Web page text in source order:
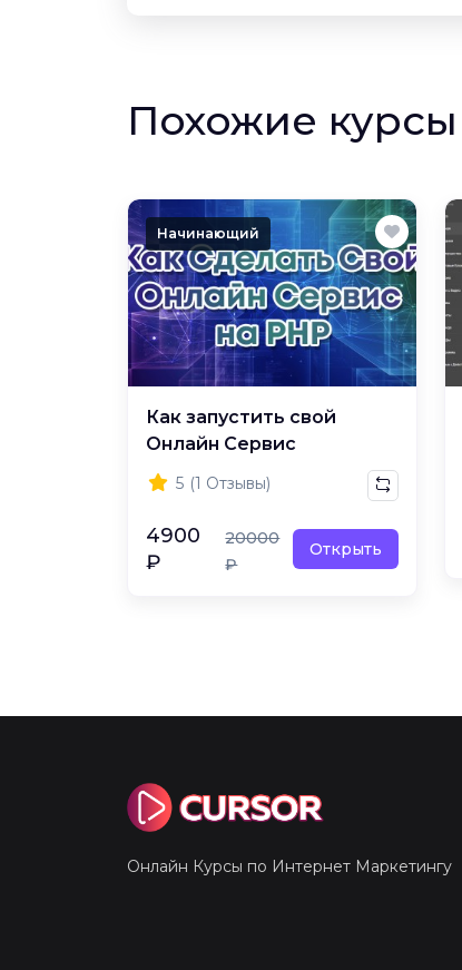
Похожие курсы
Начинающий
Как запустить свой
Онлайн Сервис
5 (1 Отзывы)
4900
₽
20000
₽
Открыть
Онлайн Курсы по Интернет Маркетингу